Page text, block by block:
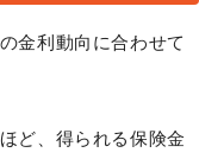
金利動向に合わせて
ど、得られる保険金